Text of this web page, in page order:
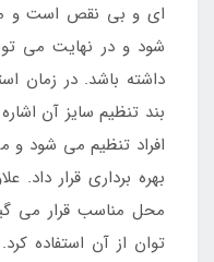
ای و بی نقص است و می
شود و در نهایت می
داشته باشد. در زمان
بند تنظیم سایز آن
افراد تنظیم می شود و
بهره برداری قرار داد.
محل مناسب قرار می
توان از آن استفاده